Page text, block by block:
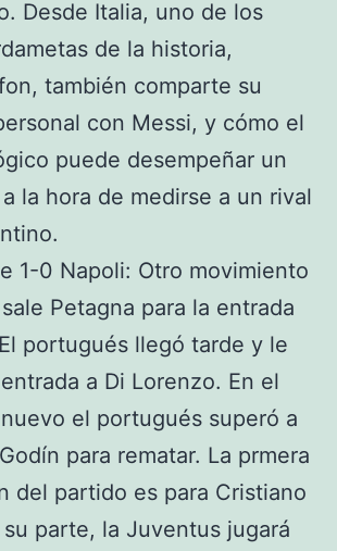
Desde Italia, uno de los
de la historia,
también comparte su
con Messi, y cómo el
puede desempeñar un
la hora de medirse a un rival
1-0 Napoli: Otro movimiento
Petagna para la entrada
portugués llegó tarde y le
a Di Lorenzo. En el
el portugués superó a
para rematar. La prmera
del partido es para Cristiano
parte, la Juventus jugará